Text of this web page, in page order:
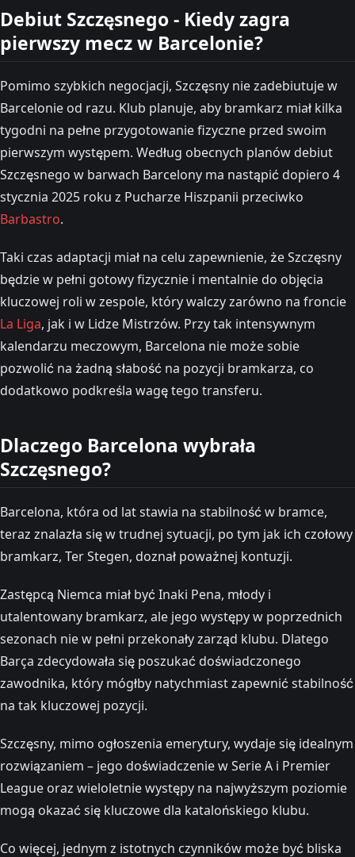
Debiut Szczęsnego - Kiedy zagra
pierwszy mecz w Barcelonie?
Pomimo szybkich negocjacji, Szczęsny nie zadebiutuje w
Barcelonie od razu. Klub planuje, aby bramkarz miał kilka
tygodni na pełne przygotowanie fizyczne przed swoim
pierwszym występem. Według obecnych planów debiut
Szczęsnego w barwach Barcelony ma nastąpić dopiero 4
stycznia 2025 roku z Pucharze Hiszpanii przeciwko
Barbastro​.
Taki czas adaptacji miał na celu zapewnienie, że Szczęsny
będzie w pełni gotowy fizycznie i mentalnie do objęcia
kluczowej roli w zespole, który walczy zarówno na froncie
La Liga, jak i w Lidze Mistrzów. Przy tak intensywnym
kalendarzu meczowym, Barcelona nie może sobie
pozwolić na żadną słabość na pozycji bramkarza, co
dodatkowo podkreśla wagę tego transferu.
Dlaczego Barcelona wybrała
Szczęsnego?
Barcelona, która od lat stawia na stabilność w bramce,
teraz znalazła się w trudnej sytuacji, po tym jak ich czołowy
bramkarz, Ter Stegen, doznał poważnej kontuzji​.
Zastępcą Niemca miał być Inaki Pena, młody i
utalentowany bramkarz, ale jego występy w poprzednich
sezonach nie w pełni przekonały zarząd klubu. Dlatego
Barça zdecydowała się poszukać doświadczonego
zawodnika, który mógłby natychmiast zapewnić stabilność
na tak kluczowej pozycji​.
Szczęsny, mimo ogłoszenia emerytury, wydaje się idealnym
rozwiązaniem – jego doświadczenie w Serie A i Premier
League oraz wieloletnie występy na najwyższym poziomie
mogą okazać się kluczowe dla katalońskiego klubu​.
Co więcej, jednym z istotnych czynników może być bliska